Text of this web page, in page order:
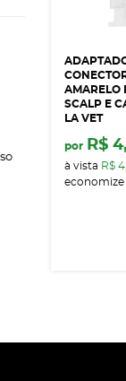
AMARELO
SCALP E
LA VET
por R$
à vista R$